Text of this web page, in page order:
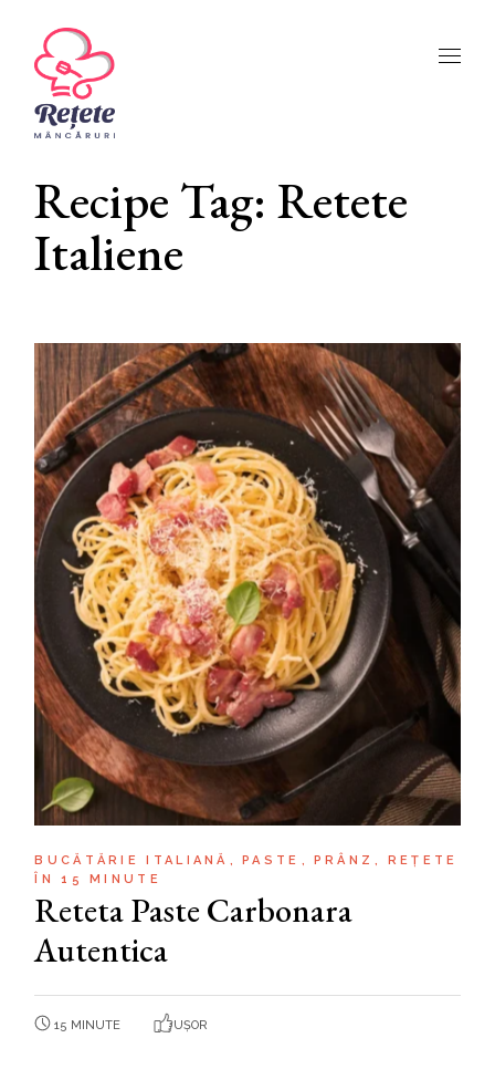
content
Recipe Tag: Retete
Italiene
BUCĂTĂRIE ITALIANĂ PASTE PRÂNZ
REȚETE
ÎN 15 MINUTE
Reteta Paste Carbonara
Autentica
15 MINUTE UȘOR